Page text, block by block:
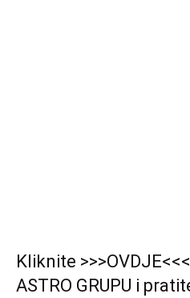
Kliknite
ASTRO GRUPU i